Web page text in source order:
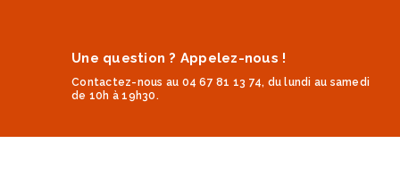
Une question ? Appelez-nous !
Contactez-nous au 04 67 81 13 74, du lundi au samedi
de 10h à 19h30.